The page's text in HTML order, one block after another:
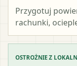
Przygotuj
rachunki,
OSTROŻNIE Z